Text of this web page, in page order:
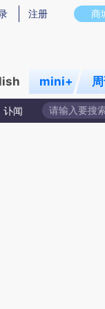
实意图存在偏差。不代
商
注册
mini+ 周
讣闻